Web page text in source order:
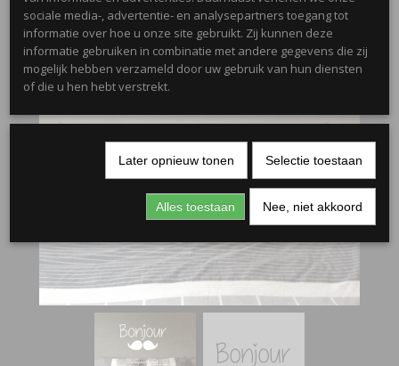
NAAM EN GEBOORTEJAAR
sociale media-, advertentie- en analysepartners toegang tot
informatie over hoe u onze site gebruikt. Zij kunnen deze
informatie gebruiken in combinatie met andere gegevens die zij
mogelijk hebben verzameld door uw gebruik van hun diensten
of die u hen hebt verstrekt.
Later opnieuw tonen Selectie toestaan
Alles toestaan Nee, niet akkoord